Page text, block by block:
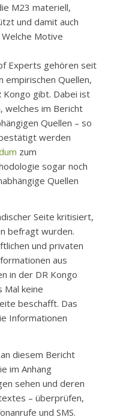
M23 materiell,
und damit auch
Motive
Experts gehören seit
empirischen Quellen,
Kongo gibt. Dabei ist
welches im Bericht
Quellen – so
werden
zum
sogar noch
Quellen
Seite kritisiert,
befragt wurden.
und privaten
aus
in der DR Kongo
Mal keine
beschafft. Das
Informationen
diesem Bericht
im Anhang
sehen und deren
– überprüfen,
und SMS.